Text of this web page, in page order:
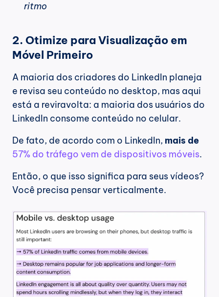
ritmo
2. Otimize para Visualização em
Móvel Primeiro
A maioria dos criadores do LinkedIn planeja
e revisa seu conteúdo no desktop, mas aqui
está a reviravolta: a maioria dos usuários do
LinkedIn consome conteúdo no celular.
De fato, de acordo com o LinkedIn, mais de
57% do tráfego vem de dispositivos móveis.
Então, o que isso significa para seus vídeos?
Você precisa pensar verticalmente.